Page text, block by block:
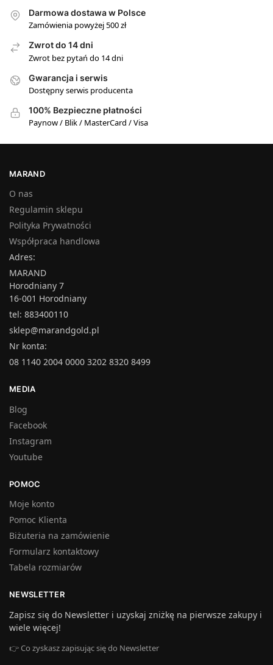
Darmowa dostawa w Polsce
Zamówienia powyżej 500 zł
Zwrot do 14 dni
Zwrot bez pytań do 14 dni
Gwarancja i serwis
Dostępny serwis producenta
100% Bezpieczne płatności
Paynow / Blik / MasterCard / Visa
MARAND
O nas
Regulamin sklepu
Polityka Prywatności
Współpraca handlowa
Adres:
MARAND
Horodniany 7
16-001 Horodniany
tel: 883400110
sklep@marandgold.pl
Nr konta:
08 1140 2004 0000 3202 8320 8499
MEDIA
Blog
Facebook
Instagram
Youtube
POMOC
Moje konto
Pomoc Klienta
Biżuteria na zamówienie
Formularz kontaktowy
Tabela rozmiarów
NEWSLETTER
Zapisz się do Newsletter i uzyskaj zniżkę na pierwsze zakupy i
wiele więcej!
👉 Co zyskasz zapisując się do Newsletter